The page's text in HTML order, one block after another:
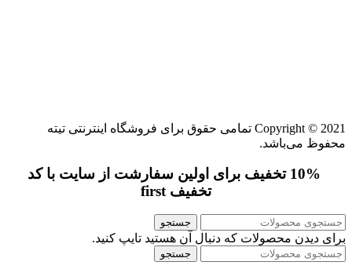
Copyright © 2021 تمامی حقوق برای فروشگاه اینترنتی تیته
محفوظ می‌باشد.
10% تخفیف برای اولین سفارشت از سایت با کد
تخفیف first
جستجو
برای دیدن محصولات که دنبال آن هستید تایپ کنید.
جستجو